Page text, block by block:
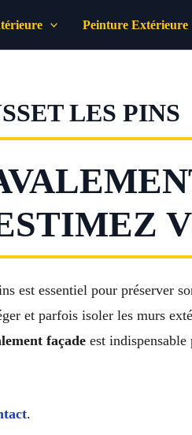
Peinture Extérieure
LES PINS
est essentiel pour préserver
et parfois isoler les murs
façade est
.